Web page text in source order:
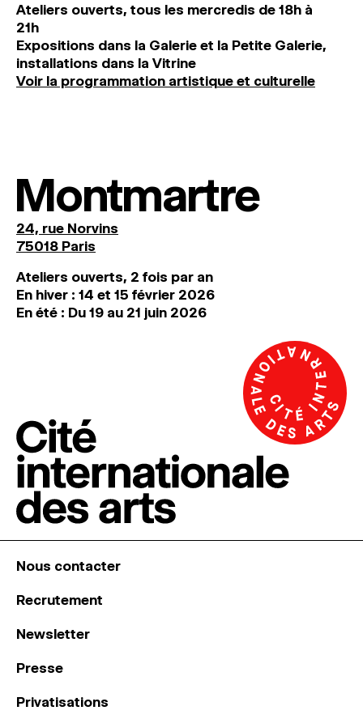
Ateliers ouverts, tous les mercredis de 18h à
21h
Expositions dans la Galerie et la Petite Galerie,
installations dans la Vitrine
Voir la programmation artistique et culturelle
Montmartre
24, rue Norvins
75018 Paris
Ateliers ouverts, 2 fois par an
En hiver : 14 et 15 février 2026
En été : Du 19 au 21 juin 2026
Nous contacter
Recrutement
Newsletter
Presse
Privatisations